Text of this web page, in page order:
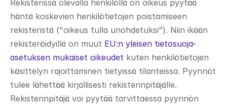
Rekisterissä olevalla henkilöllä on oikeus pyytää
häntä koskevien henkilötietojen poistamiseen
rekisteristä ("oikeus tulla unohdetuksi"). Niin ikään
rekisteröidyillä on muut EU:n yleisen tietosuoja-
asetuksen mukaiset oikeudet kuten henkilötietojen
käsittelyn rajoittaminen tietyissä tilanteissa. Pyynnöt
tulee lähettää kirjallisesti rekisterinpitäjälle.
Rekisterinpitäjä voi pyytää tarvittaessa pyynnön